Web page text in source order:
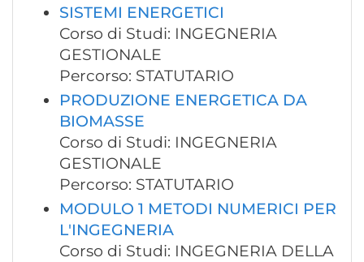
SISTEMI ENERGETICI
Corso di Studi: INGEGNERIA
GESTIONALE
Percorso: STATUTARIO
PRODUZIONE ENERGETICA DA
BIOMASSE
Corso di Studi: INGEGNERIA
GESTIONALE
Percorso: STATUTARIO
MODULO 1 METODI NUMERICI PER
L'INGEGNERIA
Corso di Studi: INGEGNERIA DELLA